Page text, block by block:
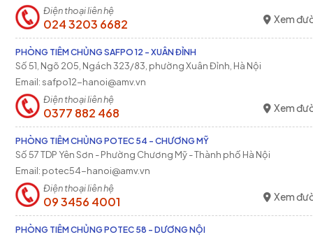
Điện thoại liên hệ
024 3203 6682 Xem
PHÒNG TIÊM CHỦNG SAFPO 12 - XUÂN ĐỈNH
Số 51, Ngõ 205, Ngách 323/83, phường Xuân Đỉnh, Hà Nội
Email: safpo12-hanoi@amv.vn
Điện thoại liên hệ
0377 882 468 Xem
PHÒNG TIÊM CHỦNG POTEC 54 - CHƯƠNG MỸ
Số 57 TDP Yên Sơn - Phường Chương Mỹ - Thành phố Hà Nội
Email: potec54-hanoi@amv.vn
Điện thoại liên hệ
09 3456 4001 Xem
PHÒNG TIÊM CHỦNG POTEC 58 - DƯƠNG NỘI